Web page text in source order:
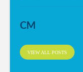
CM
VIEW ALL POSTS